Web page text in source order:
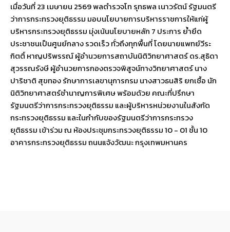
เมื่อวันที่ 23 เมษายน 2569 พลตำรวจโท รุทธพล เนาวรัตน์ รัฐมนตรี
ว่าการกระทรวงยุติธรรม มอบนโยบายการบริหารราชการให้แก่ผู้
บริหารกระทรวงยุติธรรม มุ่งเน้นนโยบายหลัก 7 ประการ ย้ำยึด
ประชาชนเป็นศูนย์กลาง รวดเร็ว ทั่วถึงทุกพื้นที่ โดยนายแพทย์วีระ
กิตติ์ หาญปริพรรณ์ ผู้อำนวยการสถาบันนิติวิทยาศาสตร์ ดร.สุธิดา
สุวรรณรังษี ผู้อำนวยการกองตรวจพิสูจน์ทางวิทยาศาสตร์ นาง
ปาริชาติ สุขทอง รักษาการเลขานุการกรม นางสาวธนสิริ ยกเชื้อ นัก
นิติวิทยาศาสตร์ชำนาญการพิเศษ พร้อมด้วย คณะที่ปรึกษา
รัฐมนตรีว่าการกระทรวงยุติธรรม และผู้บริหารหน่วยงานในสังกัด
กระทรวงยุติธรรม และในกำกับของรัฐมนตรีว่าการกระทรวง
ยุติธรรม เข้าร่วม ณ ห้องประชุมกระทรวงยุติธรรม 10 - 01 ชั้น 10
อาคารกระทรวงยุติธรรม ถนนแจ้งวัฒนะ กรุงเทพมหานคร